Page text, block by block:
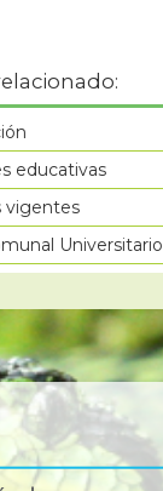
educativas
vigentes
Universitario